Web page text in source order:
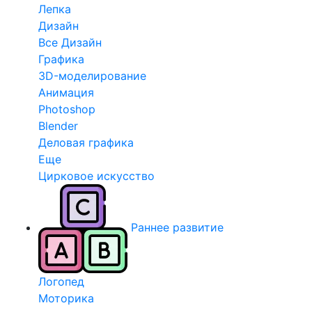
Лепка
Дизайн
Все Дизайн
Графика
3D-моделирование
Анимация
Photoshop
Blender
Деловая графика
Еще
Цирковое искусство
Раннее развитие
Логопед
Моторика